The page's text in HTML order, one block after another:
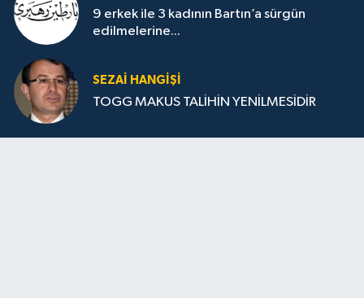
9 erkek ile 3 kadının Bartın’a sürgün
edilmelerine...
SEZAI HANGİŞİ
TOGG MAKUS TALİHİN YENİLMESİDİR